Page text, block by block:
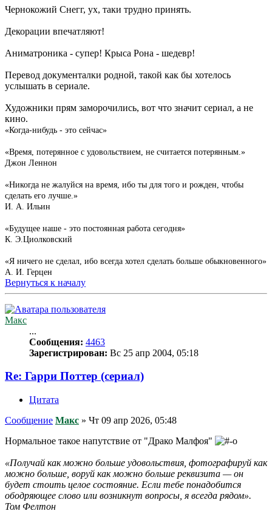
Чернокожий Снегг, ух, таки трудно принять.
Декорации впечатляют!
Аниматроника - супер! Крыса Рона - шедевр!
Перевод документалки родной, такой как бы хотелось
услышать в сериале.
Художники прям заморочились, вот что значит сериал, а не
кино.
«Когда-нибудь - это сейчас»
«Время, потерянное с удовольствием, не считается потерянным.»
Джон Леннон
«Никогда не жалуйся на время, ибо ты для того и рожден, чтобы
сделать его лучше.»
И. А. Ильин
«Будущее наше - это постоянная работа сегодня»
К. Э.Циолковский
«Я ничего не сделал, ибо всегда хотел сделать больше обыкновенного»
А. И. Герцен
Вернуться к началу
Макс
...
Сообщения: 4463
Зарегистрирован: Вс 25 апр 2004, 05:18
Re: Гарри Поттер (сериал)
Цитата
Сообщение Макс » Чт 09 апр 2026, 05:48
Нормальное такое напутствие от "Драко Малфоя"
«Получай как можно больше удовольствия, фотографируй как
можно больше, воруй как можно больше реквизита — он
будет стоить целое состояние. Если тебе понадобится
ободряющее слово или возникнут вопросы, я всегда рядом».
Том Фелтон